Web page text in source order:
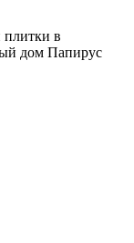
плитки в
дом Папирус